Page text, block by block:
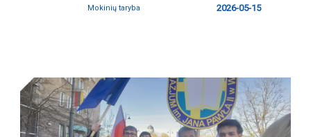
Mokinių taryba 2026-05-15